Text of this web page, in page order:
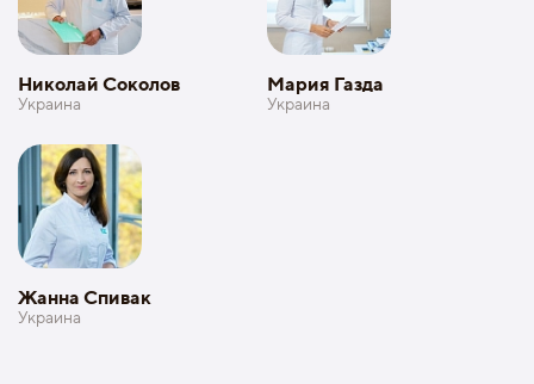
Николай Соколов
Украина
Мария Газда
Украина
Жанна Спивак
Украина